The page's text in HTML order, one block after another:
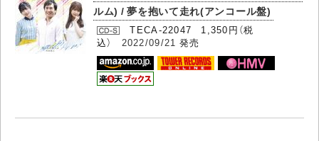
ルム) / 夢を抱いて走れ(アンコール盤)
TECA-22047 1,350円（税
込） 2022/09/21 発売